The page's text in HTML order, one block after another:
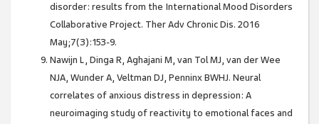
disorder: results from the International Mood Disorders
Collaborative Project. Ther Adv Chronic Dis. 2016
May;7(3):153-9.
Nawijn L, Dinga R, Aghajani M, van Tol MJ, van der Wee
NJA, Wunder A, Veltman DJ, Penninx BWHJ. Neural
correlates of anxious distress in depression: A
neuroimaging study of reactivity to emotional faces and